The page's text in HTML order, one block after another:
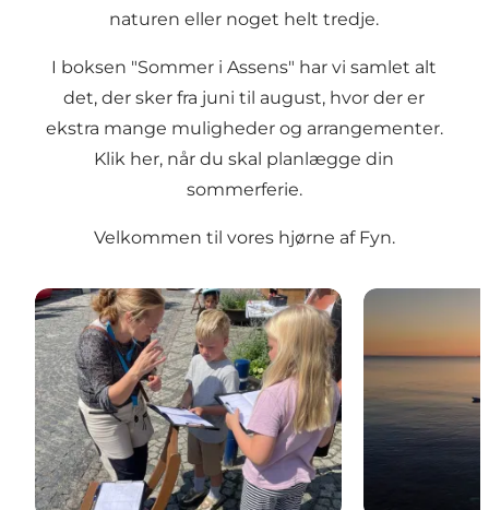
naturen eller noget helt tredje.
I boksen "Sommer i Assens" har vi samlet alt
det, der sker fra juni til august, hvor der er
ekstra mange muligheder og arrangementer.
Klik her, når du skal planlægge din
sommerferie.
Velkommen til vores hjørne af Fyn.
Det sker Sommer i